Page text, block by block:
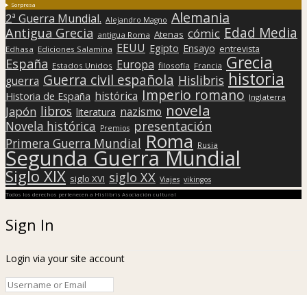
Sorpresa
2ª Guerra Mundial. Alejandro Magno Alemania
Antigua Grecia antigua Roma Atenas cómic Edad Media
Edhasa Ediciones Salamina EEUU Egipto Ensayo entrevista
España Estados Unidos Europa filosofía Francia Grecia
guerra Guerra civil española Hislibris historia
Historia de España histórica Imperio romano Inglaterra
Japón libros literatura nazismo novela
Novela histórica Premios presentación
Primera Guerra Mundial Roma Rusia
Segunda Guerra Mundial
Siglo XIX siglo XVI siglo XX Viajes vikingos
Todos los derechos pertenecen a Hislibris Asociación cultural
Sign In
Login via your site account